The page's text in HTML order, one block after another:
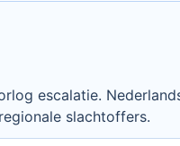
escalatie.
slachtoffers.